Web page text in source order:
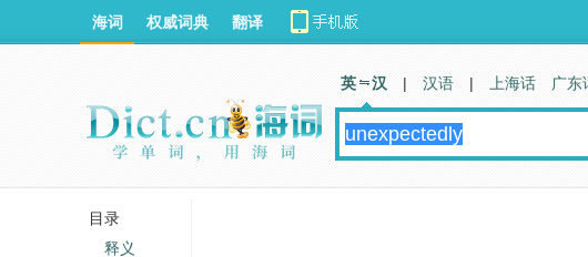
海词 权威词典 翻译
英 汉 | 汉语 | 上海话 广东
目录
释义